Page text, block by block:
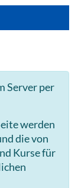
Server per
werden
die von
Kurse für